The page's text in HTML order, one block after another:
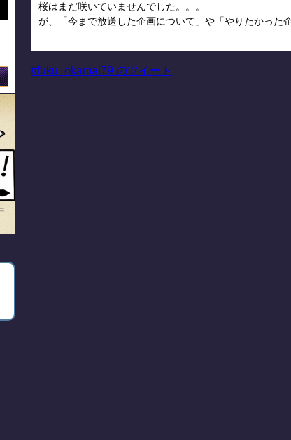
桜はまだ咲いていませんでした。。。
が、「今まで放送した企画について」や「やりたかった
#fuku_okamai79 のツイート